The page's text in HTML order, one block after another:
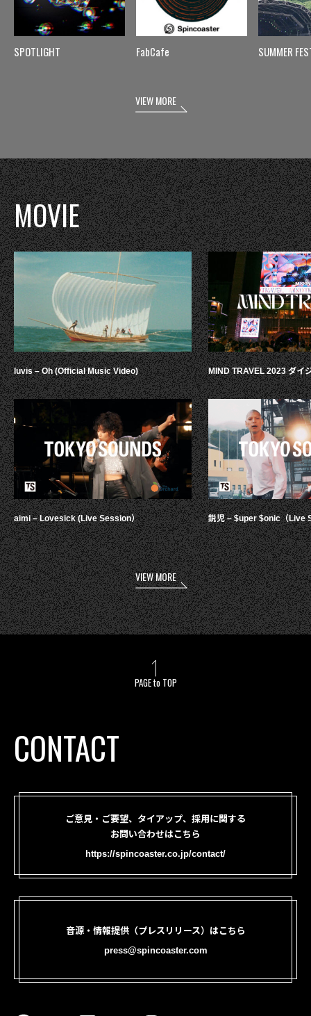
SPOTLIGHT FabCafe SUMMER
VIEW MORE
MOVIE
luvis – Oh (Official Music Video)
aimi – Lovesick (Live Session）
MIND TRAVEL 2023 ダイ
鋭児 – $uper $onic（Live
VIEW MORE
PAGE to TOP
CONTACT
ご意見・ご要望、タイアップ、採用に関する
お問い合わせはこちら
https://spincoaster.co.jp/contact/
音源・情報提供（プレスリリース）はこちら
press@spincoaster.com